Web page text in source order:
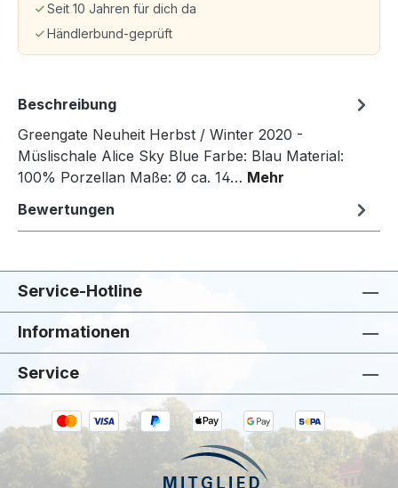
Seit 10 Jahren für dich da
Händlerbund-geprüft
Beschreibung
Greengate Neuheit Herbst / Winter 2020 -
Müslischale Alice Sky Blue Farbe: Blau Material:
100% Porzellan Maße: Ø ca. 14… Mehr
Bewertungen
Service-Hotline
Informationen
Service